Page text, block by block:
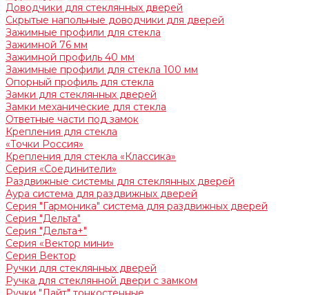
Доводчики для стеклянных дверей
Скрытые напольные доводчики для дверей
Зажимные профили для стекла
Зажимной 76 мм
Зажимной профиль 40 мм
Зажимные профили для стекла 100 мм
Опорный профиль для стекла
Замки для стеклянных дверей
Замки механические для стекла
Ответные части под замок
Крепления для стекла
«Точки Россия»
Крепления для стекла «Классика»
Серия «Соединители»
Раздвижные системы для стеклянных дверей
Аура система для раздвижных дверей
Серия "Гармоника" система для раздвижных дверей
Серия "Дельта"
Серия "Дельта+"
Серия «Вектор мини»
Серия Вектор
Ручки для стеклянных дверей
Ручка для стеклянной двери с замком